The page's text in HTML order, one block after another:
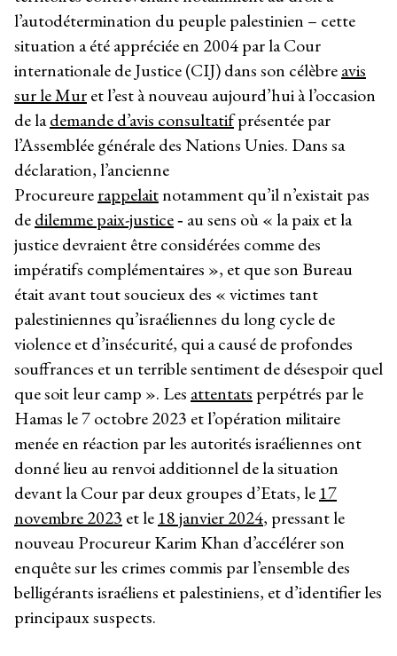
l’autodétermination du peuple palestinien – cette
situation a été appréciée en 2004 par la Cour
internationale de Justice (CIJ) dans son célèbreavis
sur le Muret l’est à nouveau aujourd’hui à l’occasion
de lademande d’avis consultatifprésentée par
l’Assemblée générale des Nations Unies. Dans sa
déclaration, l’ancienne
Procureurerappelaitnotamment qu’il n’existait pas
dedilemme paix-justice‑ au sens où « la paix et la
justice devraient être considérées comme des
impératifs complémentaires », et que son Bureau
était avant tout soucieux des « victimes tant
palestiniennes qu’israéliennes du long cycle de
violence et d’insécurité, qui a causé de profondes
souffrances et un terrible sentiment de désespoir quel
que soit leur camp ». Les attentats perpétrés par le
Hamas le 7 octobre 2023 et l’opération militaire
menée en réaction par les autorités israéliennes ont
donné lieu au renvoi additionnel de la situation
devant la Cour par deux groupes d’Etats, le17
novembre 2023 et le18 janvier 2024, pressant le
nouveau Procureur Karim Khan d’accélérer son
enquête sur les crimes commis par l’ensemble des
belligérants israéliens et palestiniens, et d’identifier les
principaux suspects.